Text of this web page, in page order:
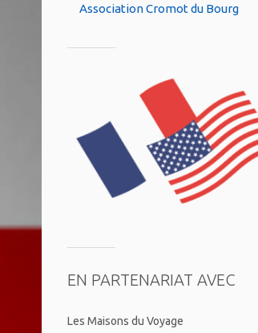
Association Cromot du Bourg
EN PARTENARIAT AVEC
Les Maisons du Voyage